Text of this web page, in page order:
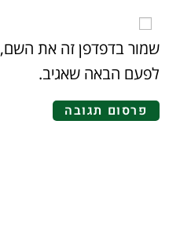
שמור בדפדפן זה את השם,
לפעם הבאה שאגיב.